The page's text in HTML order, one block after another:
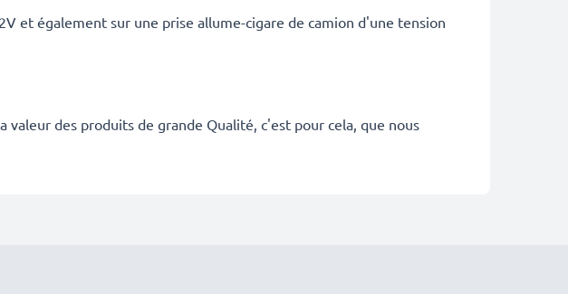
et également sur une prise allume-cigare de camion d'une tension
des produits de grande Qualité, c'est pour cela, que nous